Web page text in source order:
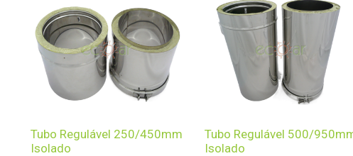
Tubo Regulável 250/450mm
Isolado
Tubo Regulável 500/
Isolado